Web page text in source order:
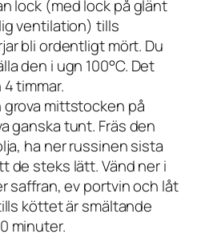
lock (med lock på glänt
ventilation) tills
bli ordentligt mört. Du
den i ugn 100°C. Det
timmar.
grova mittstocken på
ganska tunt. Fräs den
ha ner russinen sista
de steks lätt. Vänd ner i
saffran, ev portvin och låt
köttet är smältande
minuter.